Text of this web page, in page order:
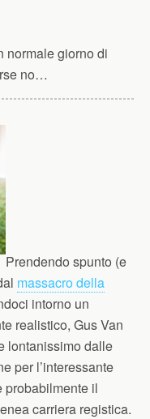
normale giorno di
no…
Prendendo spunto (e
massacro della
intorno un
realistico, Gus Van
lontanissimo dalle
per l’interessante
probabilmente il
carriera registica.